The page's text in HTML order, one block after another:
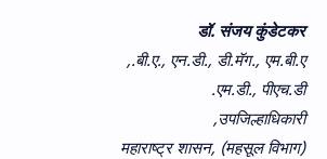
डॉ. संजय कुंडेटकर
बी.ए., एन.डी., डी.मॅग., एम.बी.ए.,
एम.डी., पीएच.डी.
उपजिल्हाधिकारी,
महाराष्ट्र शासन, (महसूल विभाग)